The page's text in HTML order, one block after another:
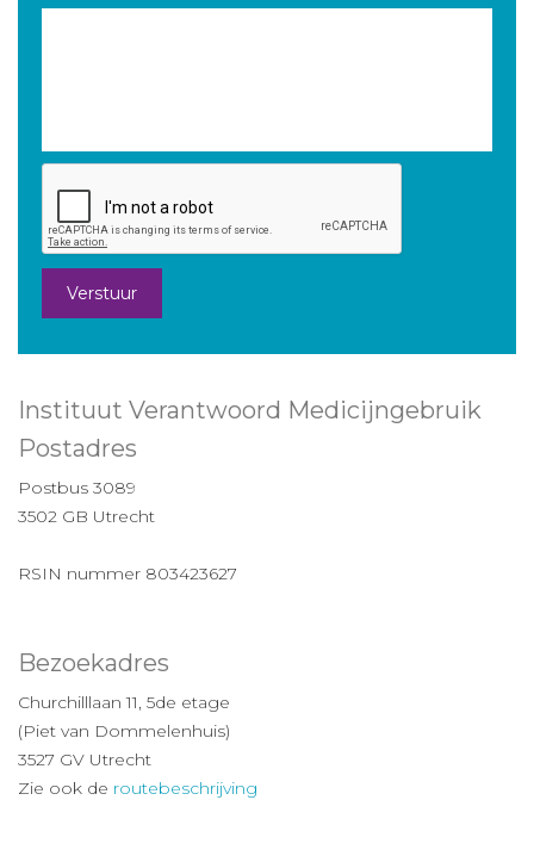
Verstuur
Instituut Verantwoord Medicijngebruik
Postadres
Postbus 3089
3502 GB Utrecht
RSIN nummer 803423627
Bezoekadres
Churchilllaan 11, 5de etage
(Piet van Dommelenhuis)
3527 GV Utrecht
Zie ook de routebeschrijving